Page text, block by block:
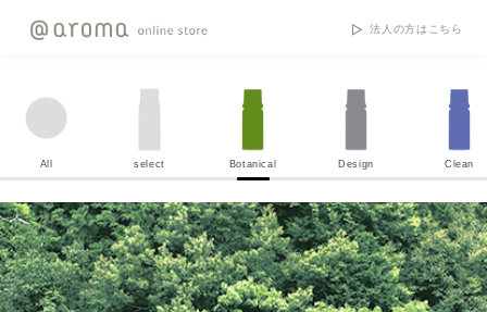
法人の方はこちら
All select Botanical Design Clean